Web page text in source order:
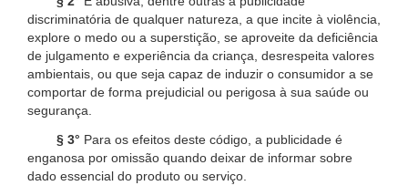
discriminatória de qualquer natureza, a que incite à violência,
explore o medo ou a superstição, se aproveite da deficiência
de julgamento e experiência da criança, desrespeita valores
ambientais, ou que seja capaz de induzir o consumidor a se
comportar de forma prejudicial ou perigosa à sua saúde ou
segurança.
§ 3° Para os efeitos deste código, a publicidade é
enganosa por omissão quando deixar de informar sobre
dado essencial do produto ou serviço.